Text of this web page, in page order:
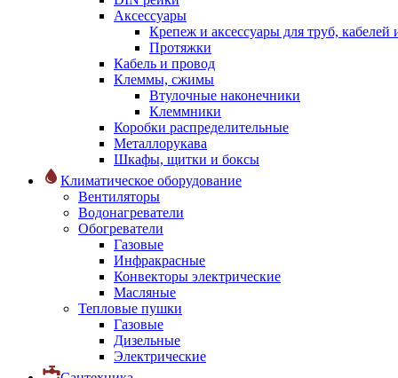
Аксессуары
Крепеж и аксессуары для труб, кабелей
Протяжки
Кабель и провод
Клеммы, сжимы
Втулочные наконечники
Клеммники
Коробки распределительные
Металлорукава
Шкафы, щитки и боксы
Климатическое оборудование
Вентиляторы
Водонагреватели
Обогреватели
Газовые
Инфракрасные
Конвекторы электрические
Масляные
Тепловые пушки
Газовые
Дизельные
Электрические